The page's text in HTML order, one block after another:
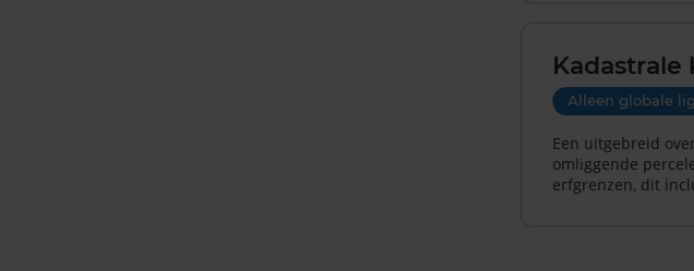
Alleen globale
Een uitgebreid
omliggende
erfgrenzen, dit